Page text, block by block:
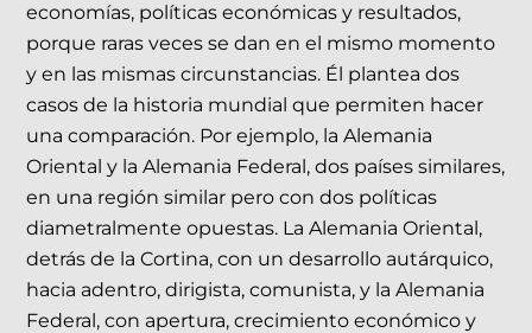
economías, políticas económicas y resultados,
porque raras veces se dan en el mismo momento
y en las mismas circunstancias. Él plantea dos
casos de la historia mundial que permiten hacer
una comparación. Por ejemplo, la Alemania
Oriental y la Alemania Federal, dos países similares,
en una región similar pero con dos políticas
diametralmente opuestas. La Alemania Oriental,
detrás de la Cortina, con un desarrollo autárquico,
hacia adentro, dirigista, comunista, y la Alemania
Federal, con apertura, crecimiento económico y